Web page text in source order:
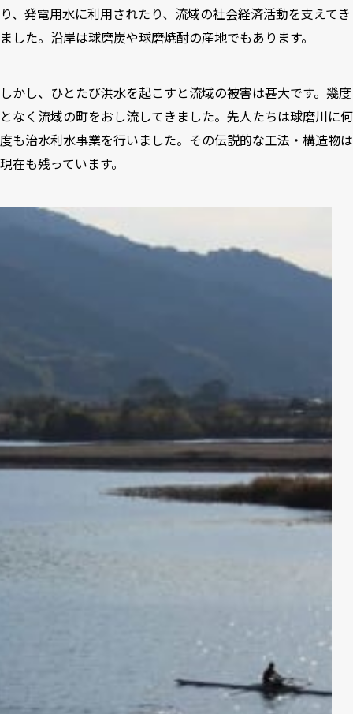
り、発電用水に利用されたり、流域の社会経済活動を支えてき
ました。沿岸は球磨炭や球磨焼酎の産地でもあります。
しかし、ひとたび洪水を起こすと流域の被害は甚大です。幾度
となく流域の町をおし流してきました。先人たちは球磨川に何
度も治水利水事業を行いました。その伝説的な工法・構造物は
現在も残っています。